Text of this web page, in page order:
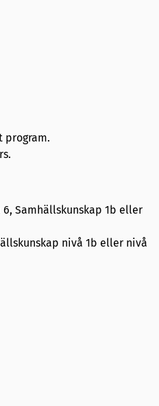
program.
6, Samhällskunskap 1b eller
nivå 1b eller nivå